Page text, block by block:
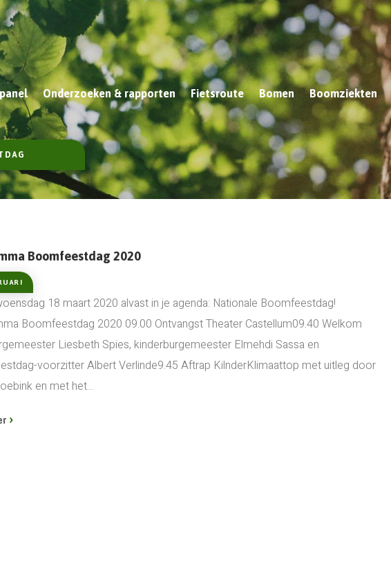
Onderzoeken & rapporten Fietsroute Bomen Boomziekten
Boomfeestdag 2020
18 maart 2020 alvast in je agenda: Nationale Boomfeestdag!
Boomfeestdag 2020 09.00 Ontvangst Theater Castellum09.40 Welkom
Liesbeth Spies, kinderburgemeester Elmehdi Sassa en
voorzitter Albert Verlinde9.45 Aftrap KilnderKlimaattop met uitleg door
en met het...